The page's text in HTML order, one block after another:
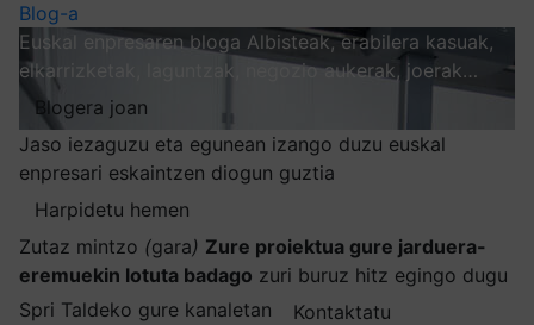
Blog-a
Euskal enpresaren bloga Albisteak, erabilera kasuak,
elkarrizketak, laguntzak, negozio aukerak, joerak…
Blogera joan
Jaso iezaguzu eta egunean izango duzu euskal
enpresari eskaintzen diogun guztia
Harpidetu hemen
Zutaz mintzo (gara) Zure proiektua gure jarduera-
eremuekin lotuta badago zuri buruz hitz egingo dugu
Spri Taldeko gure kanaletan
Kontaktatu